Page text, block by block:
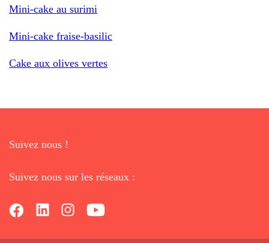
Mini-cake au surimi
Mini-cake fraise-basilic
Cake aux olives vertes
Suivez nous !
Suivez nous sur les réseaux :